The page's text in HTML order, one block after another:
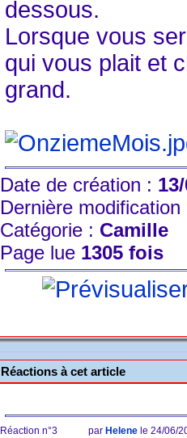
dessous.
Lorsque vous
qui vous plait et
grand.
Date de création :
Dernière
Catégorie : Camille
Page lue 1305 fois
Réactions à cet article
Réaction n°3 par Helene le 24/06/